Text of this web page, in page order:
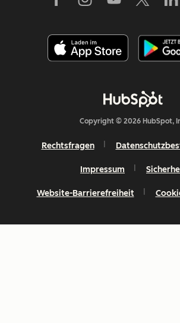
Copyright © 2026 HubSpot,
Rechtsfragen
Impressum
Website-Barrierefreiheit